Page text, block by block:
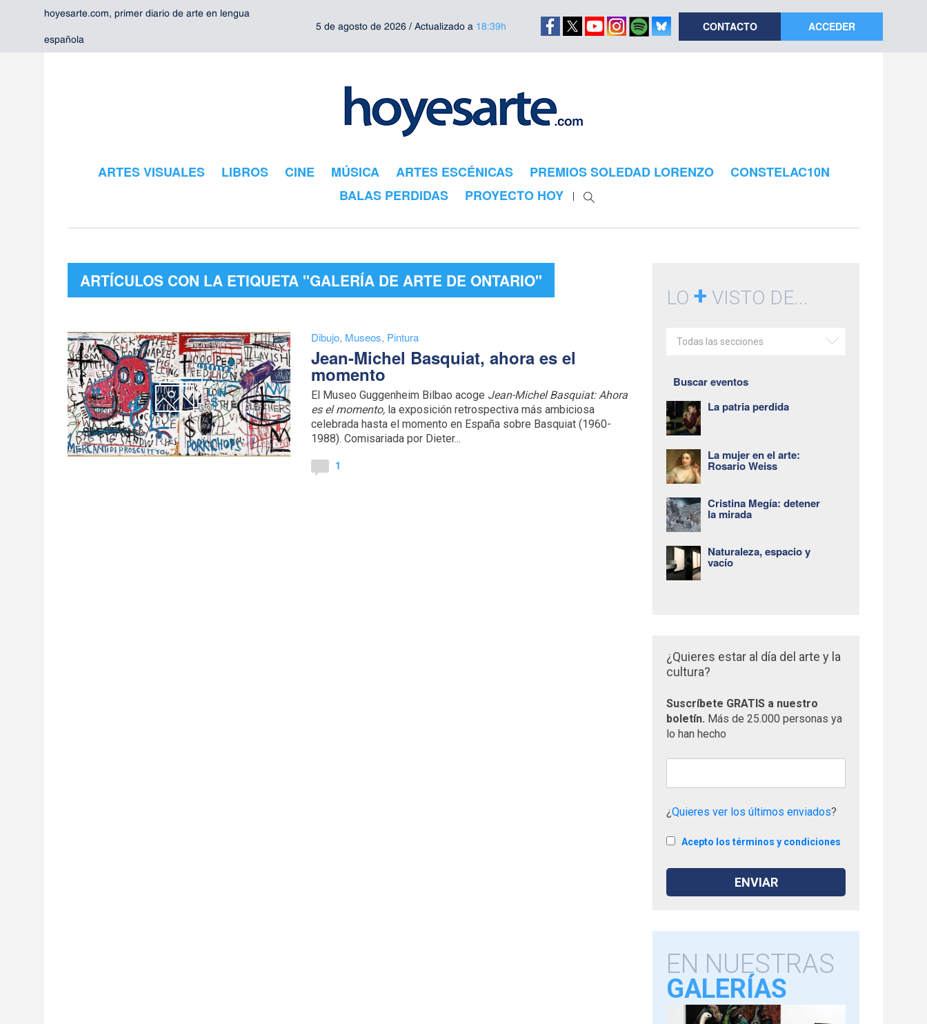
hoyesarte.com, primer diario de arte en lengua
española
5 de agosto de 2026 / Actualizado a 18:39h CONTACTO ACCEDER
ARTES VISUALES LIBROS CINE MÚSICA ARTES ESCÉNICAS PREMIOS SOLEDAD LORENZO
CONSTELAC10N
BALAS PERDIDAS
PROYECTO HOY
ARTÍCULOS CON LA ETIQUETA "GALERÍA DE ARTE DE ONTARIO"
Dibujo, Museos, Pintura
Jean-Michel Basquiat, ahora es el
momento
El Museo Guggenheim Bilbao acoge Jean-Michel Basquiat: Ahora
es el momento, la exposición retrospectiva más ambiciosa
celebrada hasta el momento en España sobre Basquiat (1960-
1988). Comisariada por Dieter...
1
LO+ VISTO DE...
Todas las secciones
Buscar eventos
La patria perdida
La mujer en el arte:
Rosario Weiss
Cristina Megía: detener
la mirada
Naturaleza, espacio y
vacío
¿Quieres estar al día del arte y la
cultura?
Suscríbete GRATIS a nuestro
boletín. Más de 25.000 personas ya
lo han hecho
¿Quieres ver los últimos enviados?
Acepto los términos y condiciones
EN NUESTRAS
GALERÍAS